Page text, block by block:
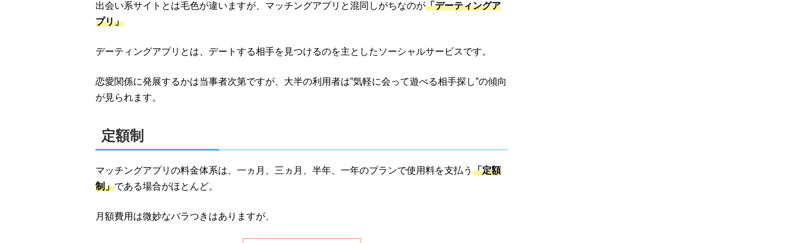
出会い系サイトとは毛色が違いますが、マッチングアプリと混同しがちなのが「デーティングア
プリ」
デーティングアプリとは、デートする相手を見つけるのを主としたソーシャルサービスです。
恋愛関係に発展するかは当事者次第ですが、大半の利用者は”気軽に会って遊べる相手探し”の傾向
が見られます。
定額制
マッチングアプリの料金体系は、一ヵ月、三ヵ月、半年、一年のプランで使用料を支払う 「定額
制」である場合がほとんど。
月額費用は微妙なバラつきはありますが、